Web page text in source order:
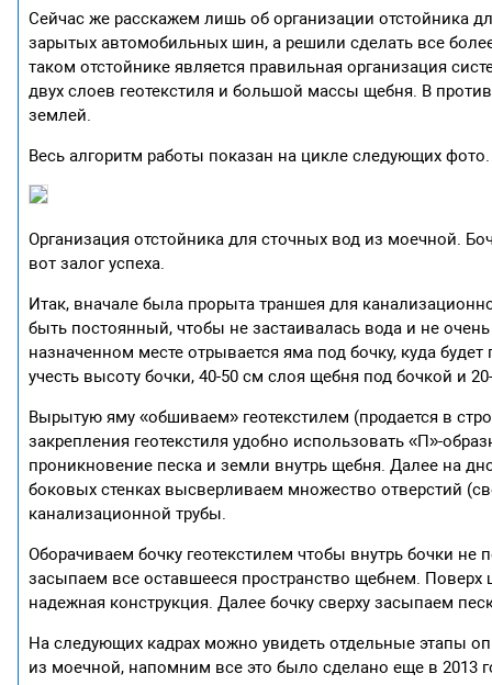
Сейчас же расскажем лишь об организации отстойника
зарытых автомобильных шин, а решили сделать все
таком отстойнике является правильная организация
двух слоев геотекстиля и большой массы щебня. В
землей.
Весь алгоритм работы показан на цикле следующих фото.
Организация отстойника для сточных вод из моечной.
вот залог успеха.
Итак, вначале была прорыта траншея для
быть постоянный, чтобы не застаивалась вода и не
назначенном месте отрывается яма под бочку, куда
учесть высоту бочки, 40-50 см слоя щебня под бочкой и
Вырытую яму «обшиваем» геотекстилем (продается в
закрепления геотекстиля удобно использовать «П»-
проникновение песка и земли внутрь щебня. Далее на
боковых стенках высверливаем множество отверстий
канализационной трубы.
Оборачиваем бочку геотекстилем чтобы внутрь бочки
засыпаем все оставшееся пространство щебнем. Поверх
надежная конструкция. Далее бочку сверху засыпаем
На следующих кадрах можно увидеть отдельные этапы
из моечной, напомним все это было сделано еще в 2013